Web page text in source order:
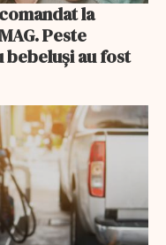
la
Peste
bebeluși au fost